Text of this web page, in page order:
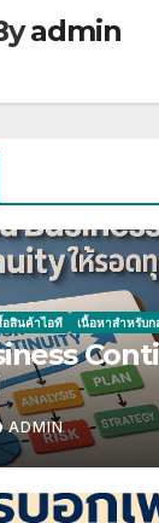
admin
อสินค้าไอที เนื้อหาสำหรับก
ADMIN